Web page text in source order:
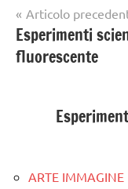
Navigazione
articoli
Articolo
Esperimenti
fluorescente
ARTE IMMAGINE